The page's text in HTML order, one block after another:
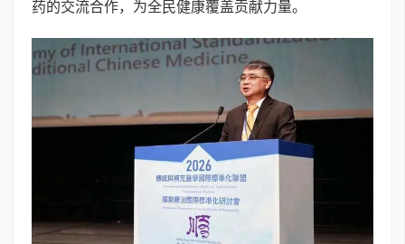
药的交流合作，为全民健康覆盖贡献力量。